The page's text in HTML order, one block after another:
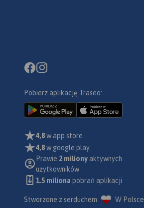
Pobierz aplikację Traseo:
4,8w app store
4,8w google play
Prawie 2 miliony aktywnych
użytkowników
1.5 miliona pobrań aplikacji
Stworzone z serduchem W Polsce